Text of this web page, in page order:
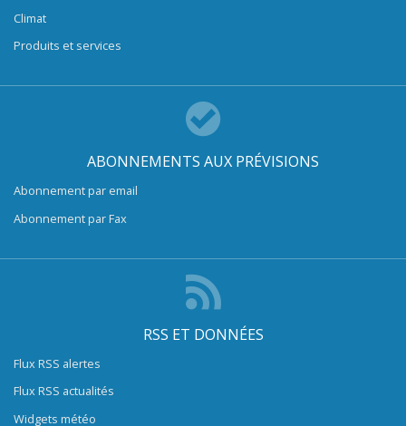
Climat
Produits et services
ABONNEMENTS AUX PRÉVISIONS
Abonnement par email
Abonnement par Fax
RSS ET DONNÉES
Flux RSS alertes
Flux RSS actualités
Widgets météo